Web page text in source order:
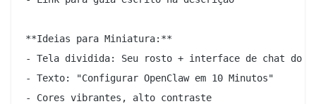
**Ideias para Miniatura:**
- Tela dividida: Seu rosto + interface de chat do
- Texto: "Configurar OpenClaw em 10 Minutos"
- Cores vibrantes, alto contraste